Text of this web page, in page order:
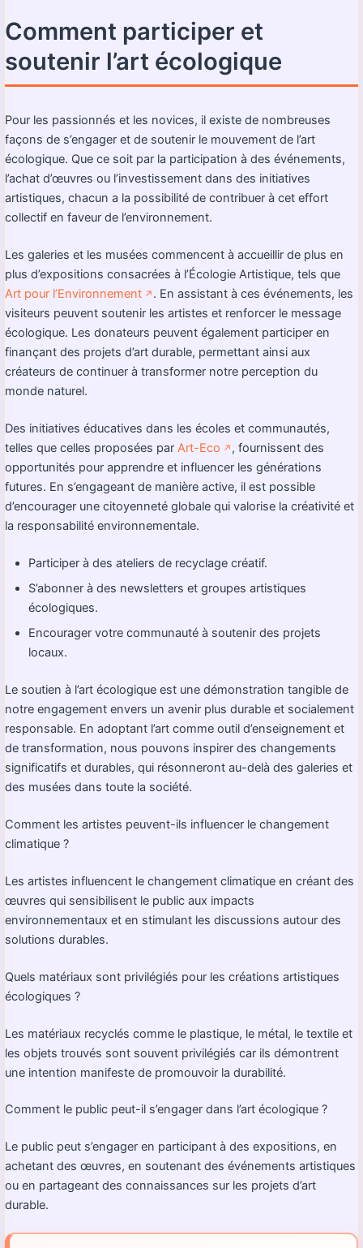
Comment participer et
soutenir l’art écologique
Pour les passionnés et les novices, il existe de nombreuses
façons de s’engager et de soutenir le mouvement de l’art
écologique. Que ce soit par la participation à des événements,
l’achat d’œuvres ou l’investissement dans des initiatives
artistiques, chacun a la possibilité de contribuer à cet effort
collectif en faveur de l’environnement.
Les galeries et les musées commencent à accueillir de plus en
plus d’expositions consacrées à l’Écologie Artistique, tels que
Art pour l’Environnement ↗️ . En assistant à ces événements, les
visiteurs peuvent soutenir les artistes et renforcer le message
écologique. Les donateurs peuvent également participer en
finançant des projets d’art durable, permettant ainsi aux
créateurs de continuer à transformer notre perception du
monde naturel.
Des initiatives éducatives dans les écoles et communautés,
telles que celles proposées par Art-Eco ↗️ , fournissent des
opportunités pour apprendre et influencer les générations
futures. En s’engageant de manière active, il est possible
d’encourager une citoyenneté globale qui valorise la créativité et
la responsabilité environnementale.
Participer à des ateliers de recyclage créatif.
S’abonner à des newsletters et groupes artistiques
écologiques.
Encourager votre communauté à soutenir des projets
locaux.
Le soutien à l’art écologique est une démonstration tangible de
notre engagement envers un avenir plus durable et socialement
responsable. En adoptant l’art comme outil d’enseignement et
de transformation, nous pouvons inspirer des changements
significatifs et durables, qui résonneront au-delà des galeries et
des musées dans toute la société.
Comment les artistes peuvent-ils influencer le changement
climatique ?
Les artistes influencent le changement climatique en créant des
œuvres qui sensibilisent le public aux impacts
environnementaux et en stimulant les discussions autour des
solutions durables.
Quels matériaux sont privilégiés pour les créations artistiques
écologiques ?
Les matériaux recyclés comme le plastique, le métal, le textile et
les objets trouvés sont souvent privilégiés car ils démontrent
une intention manifeste de promouvoir la durabilité.
Comment le public peut-il s’engager dans l’art écologique ?
Le public peut s’engager en participant à des expositions, en
achetant des œuvres, en soutenant des événements artistiques
ou en partageant des connaissances sur les projets d’art
durable.